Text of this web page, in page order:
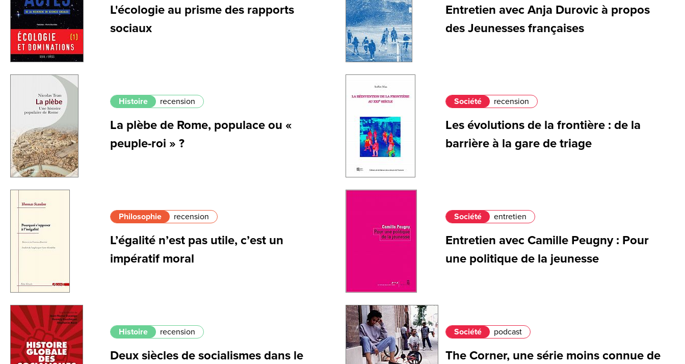
L'écologie au prisme des rapports
sociaux
Entretien avec Anja Durovic à propos
des Jeunesses françaises
Histoire recension
La plèbe de Rome, populace ou «
peuple-roi » ?
Société recension
Les évolutions de la frontière : de la
barrière à la gare de triage
Philosophie recension
L’égalité n’est pas utile, c’est un
impératif moral
Société entretien
Entretien avec Camille Peugny : Pour
une politique de la jeunesse
Histoire recension
Deux siècles de socialismes dans le
Société podcast
The Corner, une série moins connue de